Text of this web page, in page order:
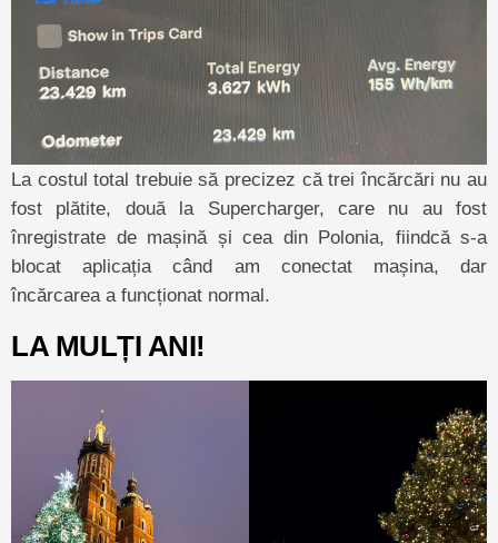
La costul total trebuie să precizez că trei încărcări nu au
fost plătite, două la Supercharger, care nu au fost
înregistrate de mașină și cea din Polonia, fiindcă s-a
blocat aplicația când am conectat mașina, dar
încărcarea a funcționat normal.
LA MULȚI ANI!